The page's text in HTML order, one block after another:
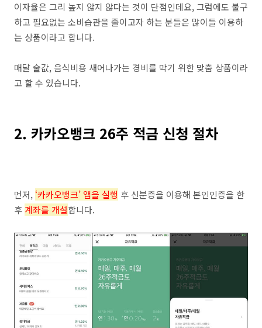
이자율은 그리 높지 않지 않다는 것이 단점인데요, 그럼에도 불구
하고 필요없는 소비습관을 줄이고자 하는 분들은 많이들 이용하
는 상품이라고 합니다.
매달 술값, 음식비용 새어나가는 경비를 막기 위한 맞춤 상품이라
고 할 수 있습니다.
2. 카카오뱅크 26주 적금 신청 절차
먼저, ‘카카오뱅크’ 앱을 실행 후 신분증을 이용해 본인인증을 한
후계좌를 개설합니다.